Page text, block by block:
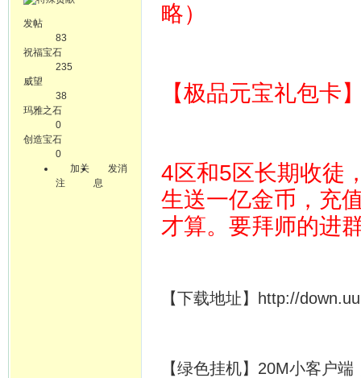
发帖
83
祝福宝石
235
威望
38
玛雅之石
0
创造宝石
0
加关
注
发消
息
略）
【极品元宝礼包
4区和5区长期收徒
生送一亿金币，充
才算。要拜师的进
【下载地址】http://
【绿色挂机】20M小客户